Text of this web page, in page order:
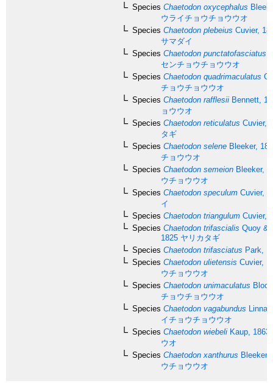
Species Chaetodon oxycephalus
ウライチョウチョウウオ
Species Chaetodon plebeius Cuvier,
サマダイ
Species Chaetodon punctatofasciatus
センチョウチョウウオ
Species Chaetodon quadrimaculatus
チョウチョウウオ
Species Chaetodon rafflesii Bennett,
ョウウオ
Species Chaetodon reticulatus Cuvier,
タギ
Species Chaetodon selene Bleeker,
チョウウオ
Species Chaetodon semeion Bleeker,
ウチョウウオ
Species Chaetodon speculum Cuvier,
イ
Species Chaetodon triangulum Cuvier,
Species Chaetodon trifascialis Quoy &
1825 ヤリカタギ
Species Chaetodon trifasciatus Park,
Species Chaetodon ulietensis Cuvier,
ウチョウウオ
Species Chaetodon unimaculatus
チョウチョウウオ
Species Chaetodon vagabundus
イチョウチョウウオ
Species Chaetodon wiebeli Kaup, 1863
ウオ
Species Chaetodon xanthurus Bleeker,
ウチョウウオ